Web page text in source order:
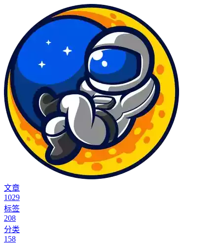
文章
1029
标签
208
分类
158